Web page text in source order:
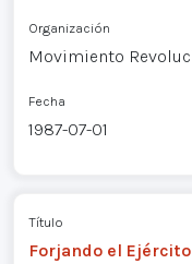
Organización
Movimiento
Fecha
1987-07-01
Título
Forjando el